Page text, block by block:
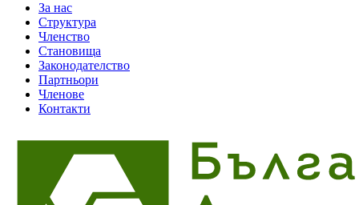
За нас
Структура
Членство
Становища
Законодателство
Партньори
Членове
Контакти